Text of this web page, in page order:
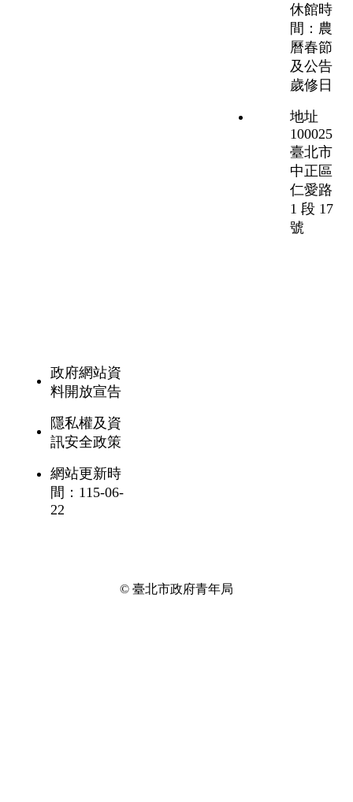
休館時
間：農
曆春節
及公告
歲修日
地址
100025
臺北市
中正區
仁愛路
1 段 17
號
政府網站資
料開放宣告
隱私權及資
訊安全政策
網站更新時
間：115-06-
22
© 臺北市政府青年局